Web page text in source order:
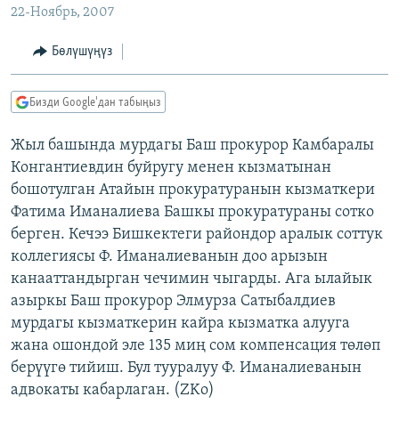
МАДАНИЯТ
ТВ ПРОГРАММАЛАР
БҮГҮН АЗАТТЫКТА
ДАНИСТЕ
ЭЖЕ-СИҢДИЛЕР
АЗАТТЫК+
ПОДКАСТ
Русский
ОНЛАЙН ШЕРИНЕ
ЭЕ/АРнун бардык сайттары
22-Ноябрь, 2007
Бөлүшүңүз
Бизди Google'дан табыңыз
Жыл башында мурдагы Баш прокурор Камбаралы
Конгантиевдин буйругу менен кызматынан
бошотулган Атайын прокуратуранын кызматкери
Фатима Иманалиева Башкы прокуратураны сотко
берген. Кечээ Бишкектеги райондор аралык соттук
коллегиясы Ф. Иманалиеванын доо арызын
канааттандырган чечимин чыгарды. Ага ылайык
азыркы Баш прокурор Элмурза Сатыбалдиев
мурдагы кызматкерин кайра кызматка алууга
жана ошондой эле 135 миң сом компенсация төлөп
берүүгө тийиш. Бул тууралуу Ф. Иманалиеванын
адвокаты кабарлаган. (ZKo)